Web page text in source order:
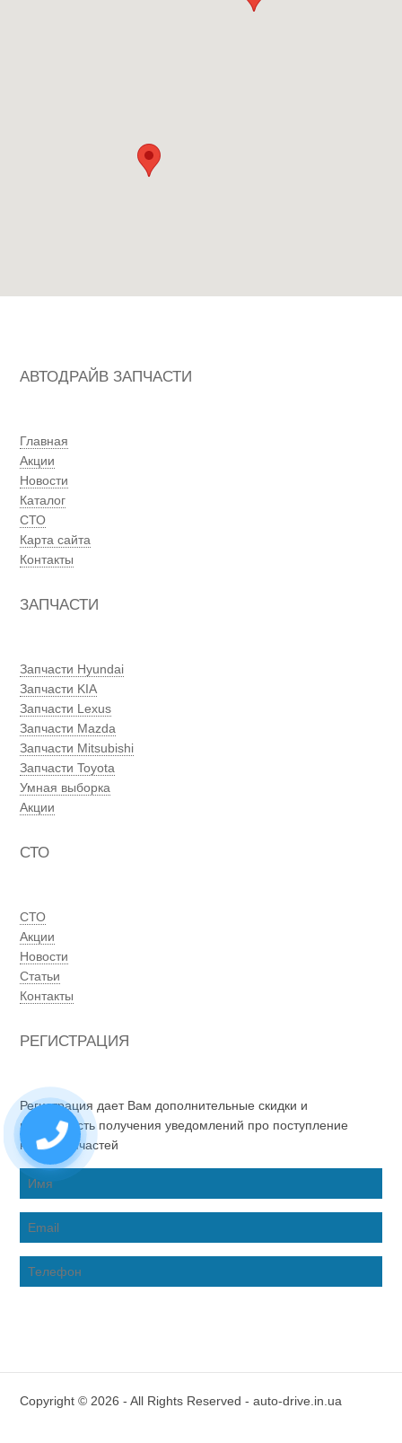
АВТОДРАЙВ ЗАПЧАСТИ
Главная
Акции
Новости
Каталог
СТО
Карта сайта
Контакты
ЗАПЧАСТИ
Запчасти Hyundai
Запчасти KIA
Запчасти Lexus
Запчасти Mazda
Запчасти Mitsubishi
Запчасти Toyota
Умная выборка
Акции
СТО
СТО
Акции
Новости
Статьи
Контакты
РЕГИСТРАЦИЯ
Регистрация дает Вам дополнительные скидки и
возможность получения уведомлений про поступление
новых запчастей
Copyright © 2026 - All Rights Reserved - auto-drive.in.ua